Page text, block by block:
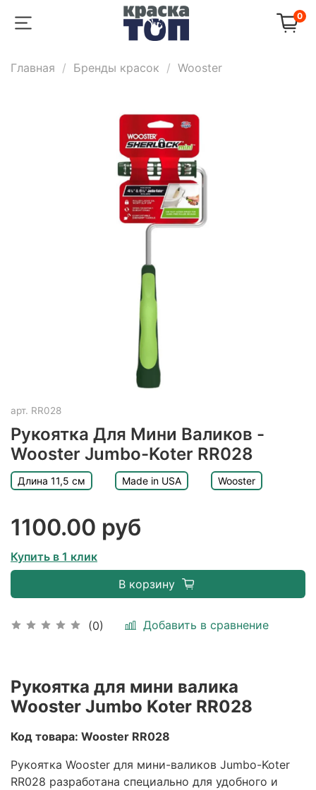
0
Главная Бренды красок Wooster
арт. RR028
Рукоятка Для Мини Валиков -
Wooster Jumbo-Koter RR028
(0) Добавить в сравнение
Длина 11,5 см Made in USA Wooster
1100.00 руб
Купить в 1 клик
В корзину
Рукоятка для мини валика
Wooster Jumbo Koter RR028
Код товара: Wooster RR028
Рукоятка Wooster для мини-валиков Jumbo-Koter
RR028 разработана специально для удобного и